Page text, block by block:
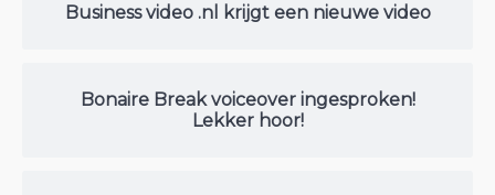
Business video .nl krijgt een nieuwe video
Bonaire Break voiceover ingesproken!
Lekker hoor!